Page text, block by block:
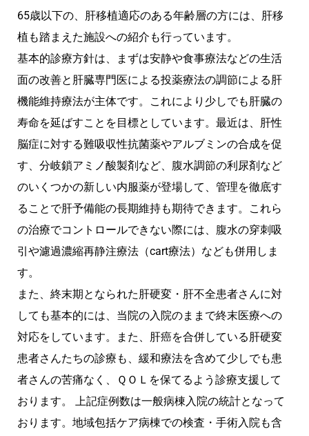
65歳以下の、肝移植適応のある年齢層の方には、肝移
植も踏まえた施設への紹介も行っています。
基本的診療方針は、まずは安静や食事療法などの生活
面の改善と肝臓専門医による投薬療法の調節による肝
機能維持療法が主体です。これにより少しでも肝臓の
寿命を延ばすことを目標としています。最近は、肝性
脳症に対する難吸収性抗菌薬やアルブミンの合成を促
す、分岐鎖アミノ酸製剤など、腹水調節の利尿剤など
のいくつかの新しい内服薬が登場して、管理を徹底す
ることで肝予備能の長期維持も期待できます。これら
の治療でコントロールできない際には、腹水の穿刺吸
引や濾過濃縮再静注療法（cart療法）なども併用しま
す。
また、終末期となられた肝硬変・肝不全患者さんに対
しても基本的には、当院の入院のままで終末医療への
対応をしています。また、肝癌を合併している肝硬変
患者さんたちの診療も、緩和療法を含めて少しでも患
者さんの苦痛なく、ＱＯＬを保てるよう診療支援して
おります。 上記症例数は一般病棟入院の統計となって
おります。地域包括ケア病棟での検査・手術入院も含